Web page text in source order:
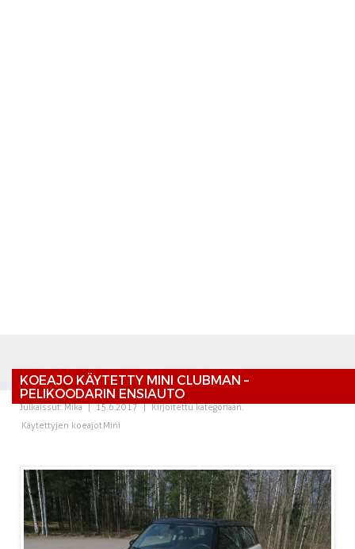
KOEAJO KÄYTETTY MINI CLUBMAN –
PELIKOODARIN ENSIAUTO
Julkaissut:Mika | 15.6.2017 | Kirjoitettu kategoriaan:
Käytettyjen koeajotMini